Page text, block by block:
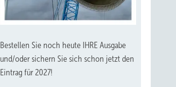
Bestellen Sie noch heute IHRE Ausgabe
und/oder sichern Sie sich schon jetzt den
Eintrag für 2027!